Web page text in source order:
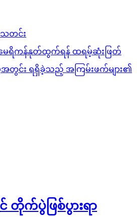
သတင်း
မေရိကန်နုတ်ထွက်ရန် ထရမ့်ဆုံးဖြတ်
င်း ရရှိခဲ့သည့် အကြမ်းဖက်များ၏
တိုက်ပွဲဖြစ်ပွားရာ